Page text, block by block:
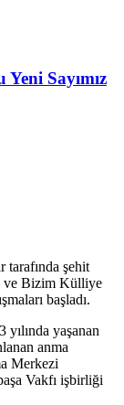
Sayımız
tarafında şehit
ve Bizim Külliye
başladı.
yaşanan
anma
Merkezi
Vakfı işbirliği